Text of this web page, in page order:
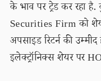
के भाव पर ट्रेड कर रहा
Securities Firm को
अपसाइड रिटर्न की
इलेक्ट्रॉनिक्स शेयर पर